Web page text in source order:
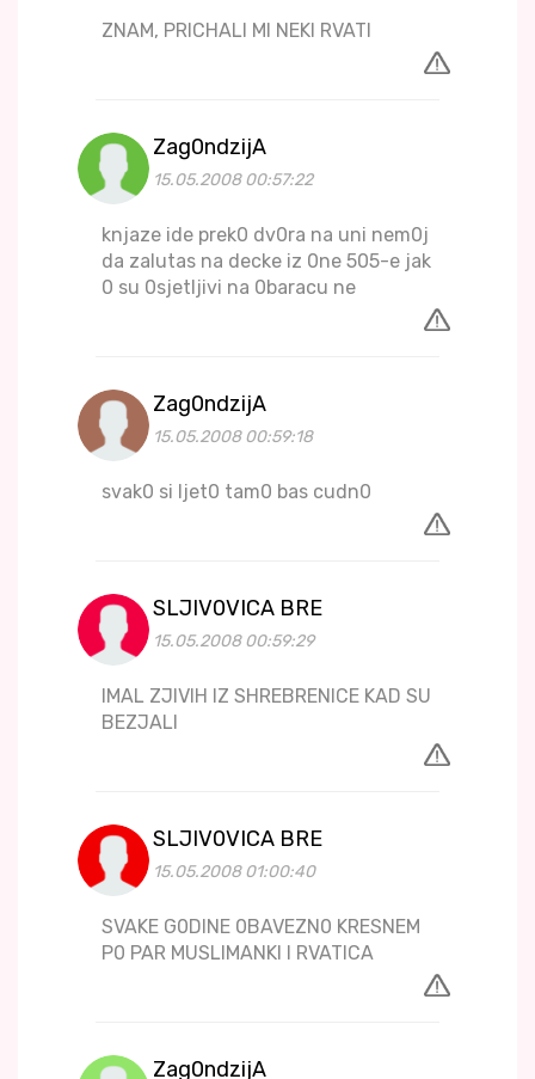
ZNAM, PRICHALI MI NEKI RVATI
Zag0ndzijA
15.05.2008 00:57:22
knjaze ide prek0 dv0ra na uni nem0j
da zalutas na decke iz 0ne 505-e jak
0 su 0sjetljivi na 0baracu ne
Zag0ndzijA
15.05.2008 00:59:18
svak0 si ljet0 tam0 bas cudn0
SLJIV0VICA BRE
15.05.2008 00:59:29
IMAL ZJIVIH IZ SHREBRENICE KAD SU
BEZJALI
SLJIV0VICA BRE
15.05.2008 01:00:40
SVAKE G0DINE 0BAVEZN0 KRESNEM
P0 PAR MUSLIMANKI I RVATICA
Zag0ndzijA